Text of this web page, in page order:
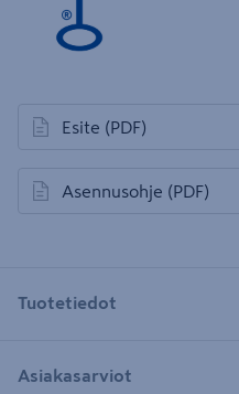
Esite (PDF)
avautuu uuteen välilehteen
Asennusohje (PDF)
avautuu uuteen välilehteen
Tuotetiedot
Asiakasarviot